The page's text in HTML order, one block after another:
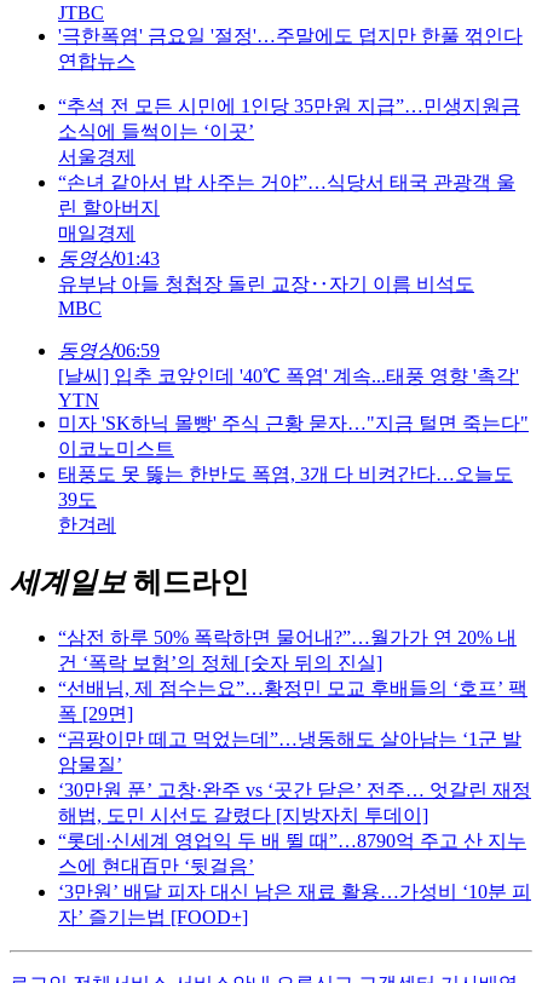
JTBC
'극한폭염' 금요일 '절정'…주말에도 덥지만 한풀 꺾인다
연합뉴스
“추석 전 모든 시민에 1인당 35만원 지급”…민생지원금
소식에 들썩이는 ‘이곳’
서울경제
“손녀 같아서 밥 사주는 거야”…식당서 태국 관광객 울
린 할아버지
매일경제
동영상01:43
유부남 아들 청첩장 돌린 교장‥자기 이름 비석도
MBC
동영상06:59
[날씨] 입추 코앞인데 '40℃ 폭염' 계속...태풍 영향 '촉각'
YTN
미자 'SK하닉 몰빵' 주식 근황 묻자…"지금 털면 죽는다"
이코노미스트
태풍도 못 뚫는 한반도 폭염, 3개 다 비켜간다…오늘도
39도
한겨레
세계일보헤드라인
“삼전 하루 50% 폭락하면 물어내?”…월가가 연 20% 내
건 ‘폭락 보험’의 정체 [숫자 뒤의 진실]
“선배님, 제 점수는요”…황정민 모교 후배들의 ‘호프’ 팩
폭 [29면]
“곰팡이만 떼고 먹었는데”…냉동해도 살아남는 ‘1군 발
암물질’
‘30만원 푼’ 고창·완주 vs ‘곳간 닫은’ 전주… 엇갈린 재정
해법, 도민 시선도 갈렸다 [지방자치 투데이]
“롯데·신세계 영업익 두 배 뛸 때”…8790억 주고 산 지누
스에 현대百만 ‘뒷걸음’
‘3만원’ 배달 피자 대신 남은 재료 활용…가성비 ‘10분 피
자’ 즐기는법 [FOOD+]